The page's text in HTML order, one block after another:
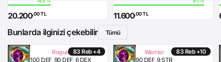
20.200,00 TL 11.600,00 TL
Bunlarda ilginizi çekebilir
Tümü
Rogue
100 DEF, 90 DEF, 6 DEX
83 Reb +4
Warrior
90 DEF, 9 STR
83 Reb +10